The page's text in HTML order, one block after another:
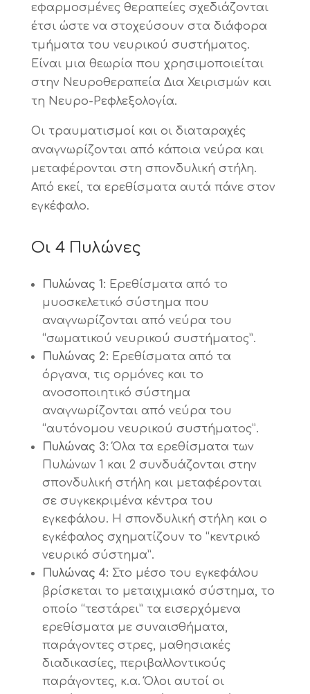
εφαρμοσμένες θεραπείες σχεδιάζονται
έτσι ώστε να στοχεύσουν στα διάφορα
τμήματα του νευρικού συστήματος.
Είναι μια θεωρία που χρησιμοποιείται
στην Νευροθεραπεία Δια Χειρισμών και
τη Νευρο-Ρεφλεξολογία.
Οι τραυματισμοί και οι διαταραχές
αναγνωρίζονται από κάποια νεύρα και
μεταφέρονται στη σπονδυλική στήλη.
Από εκεί, τα ερεθίσματα αυτά πάνε στον
εγκέφαλο.
Οι 4 Πυλώνες
Πυλώνας 1: Ερεθίσματα από το
μυοσκελετικό σύστημα που
αναγνωρίζονται από νεύρα του
“σωματικού νευρικού συστήματος”.
Πυλώνας 2: Ερεθίσματα από τα
όργανα, τις ορμόνες και το
ανοσοποιητικό σύστημα
αναγνωρίζονται από νεύρα του
“αυτόνομου νευρικού συστήματος”.
Πυλώνας 3:Όλα τα ερεθίσματα των
Πυλώνων 1 και 2 συνδυάζονται στην
σπονδυλική στήλη και μεταφέρονται
σε συγκεκριμένα κέντρα του
εγκεφάλου. Η σπονδυλική στήλη και ο
εγκέφαλος σχηματίζουν το “κεντρικό
νευρικό σύστημα”.
Πυλώνας 4: Στο μέσο του εγκεφάλου
βρίσκεται το μεταιχμιακό σύστημα, το
οποίο “τεστάρει” τα εισερχόμενα
ερεθίσματα με συναισθήματα,
παράγοντες στρες, μαθησιακές
διαδικασίες, περιβαλλοντικούς
παράγοντες, κ.α. Όλοι αυτοί οι